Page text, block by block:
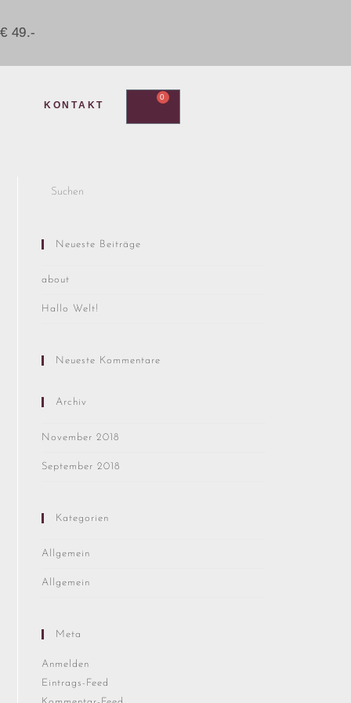
49.-
KONTAKT
0
Neueste Beiträge
about
Hallo Welt!
Neueste Kommentare
Archiv
November 2018
September 2018
Kategorien
Allgemein
Allgemein
Meta
Anmelden
Eintrags-Feed